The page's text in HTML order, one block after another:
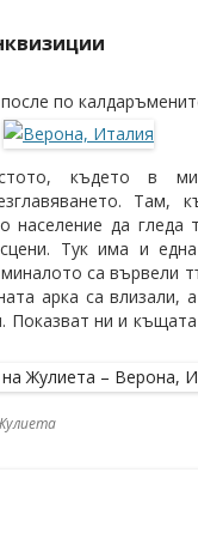
по
където в
Там,
население да гледа
Тук има и
са вървели
арка са влизали,
Показват ни и